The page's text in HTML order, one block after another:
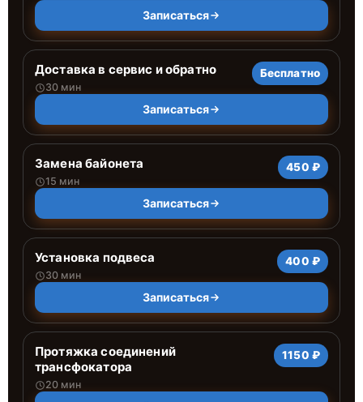
Записаться
Доставка в сервис и обратно
30 мин
Бесплатно
Записаться
Замена байонета
15 мин
450 ₽
Записаться
Установка подвеса
30 мин
400 ₽
Записаться
Протяжка соединений
трансфокатора
20 мин
1150 ₽